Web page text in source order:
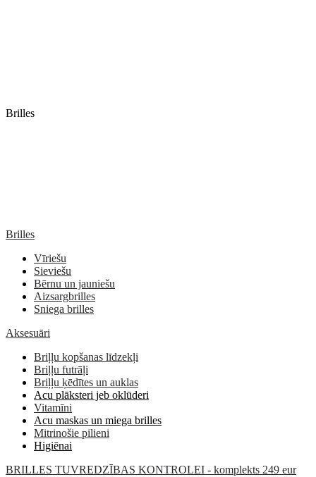
Brilles
Brilles
Vīriešu
Sieviešu
Bērnu un jauniešu
Aizsargbrilles
Sniega brilles
Aksesuāri
Briļļu kopšanas līdzekļi
Briļļu futrāļi
Briļļu ķēdītes un auklas
Acu plāksteri jeb oklūderi
Vitamīni
Acu maskas un miega brilles
Mitrinošie pilieni
Higiēnai
BRILLES TUVREDZĪBAS KONTROLEI - komplekts 249 eur